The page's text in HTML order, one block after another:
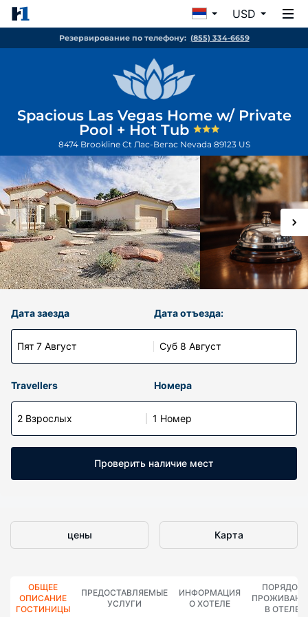
USD
Резервирование по телефону: (855) 334-6659
Spacious Las Vegas Home w/ Private
Pool + Hot Tub
8474 Brookline Ct Лас-Вегас Nevada 89123 US
Дата заезда
Пят 7 Август
Дата отъезда:
Суб 8 Август
Travellers Номера
2 Взрослых 1 Номер
Проверить наличие мест
цены Карта
ОБЩЕЕ
ОПИСАНИЕ
ГОСТИНИЦЫ
ПРЕДОСТАВЛЯЕМЫЕ
УСЛУГИ
ИНФОРМАЦИЯ
О ХОТЕЛЕ
ПОРЯДОК
В ОТЕЛЕ